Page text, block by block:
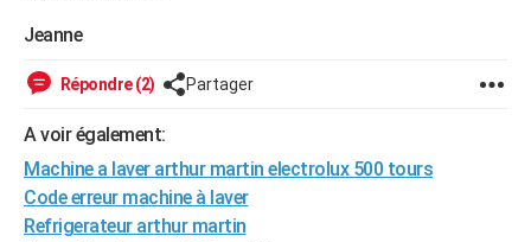
Destinations
City break
Voyage nature
Voyage de noces
Forum
ClimatPHOTO
GUIDES D'ACHAT
BONS PLANS
CARTE DE VOEUX
Carte de Noël
Carte Bonne année
Carte Saint-Valentin
Carte Pâques
Carte d'anniversaire
DICTIONNAIRE
Jeanne
Répondre (2) Partager
A voir également:
Machine a laver arthur martin electrolux 500 tours
Code erreur machine à laver
Refrigerateur arthur martin